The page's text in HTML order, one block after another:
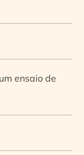
ensaio de